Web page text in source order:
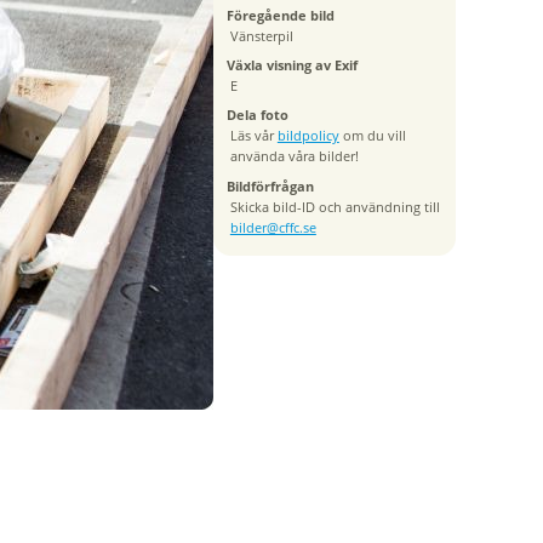
Föregående bild
Vänsterpil
Växla visning av Exif
E
Dela foto
Läs vår bildpolicyom du vill
använda våra bilder!
Bildförfrågan
Skicka bild-ID och användning till
bilder@cffc.se